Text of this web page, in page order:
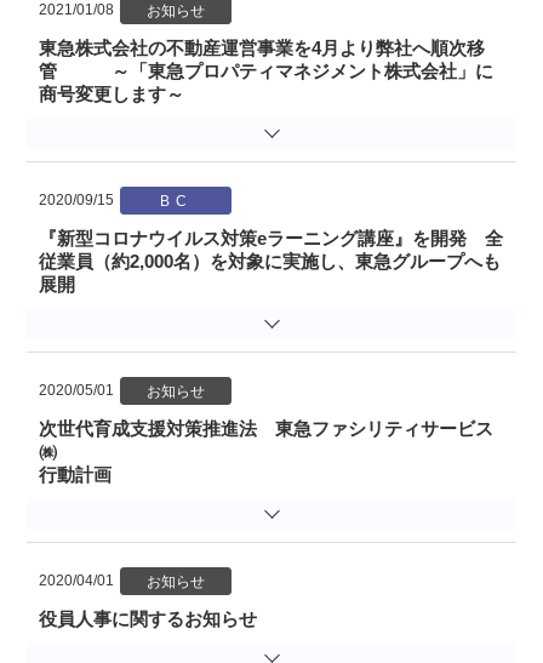
2021/01/08
東急株式会社の不動産運営事業を4月より弊社へ順次移
管 ～「東急プロパティマネジメント株式会社」に
商号変更します～
2020/09/15
『新型コロナウイルス対策eラーニング講座』を開発 全
従業員（約2,000名）を対象に実施し、東急グループへも
展開
2020/05/01
次世代育成支援対策推進法 東急ファシリティサービス
㈱
行動計画
2020/04/01
役員人事に関するお知らせ